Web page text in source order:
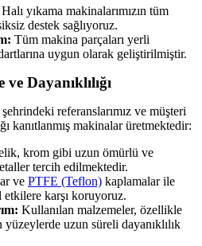
Halı yıkama makinalarımızın tüm
destek sağlıyoruz.
Tüm makina parçaları yerli
uygun olarak geliştirilmiştir.
Dayanıklılığı
şehrindeki referanslarımız ve müşteri
kanıtlanmış makinalar üretmektedir:
krom gibi uzun ömürlü ve
tercih edilmektedir.
ve PTFE (Teflon) kaplamalar ile
etkilere karşı koruyoruz.
Kullanılan malzemeler, özellikle
yüzeylerde uzun süreli dayanıklılık